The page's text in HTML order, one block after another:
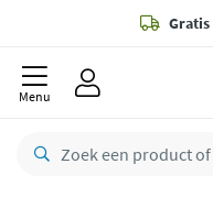
Gratis
Menu